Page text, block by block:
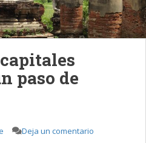
paso de
Deja un comentario